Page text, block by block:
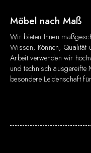
Möbel nach Maß
Wir bieten Ihnen
Wissen, Können, Qualität
Arbeit verwenden wir
und technisch
besondere Leidenschaft